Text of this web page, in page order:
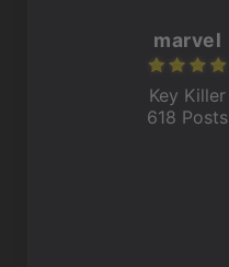
marvel
Key Killer
618 Posts